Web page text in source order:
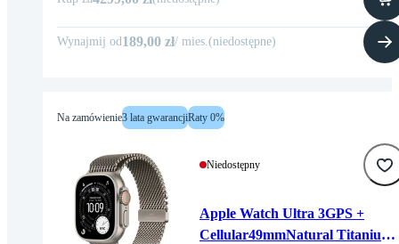
Wynajmij od189,00 zł/ mies.(niedostępne)
Na zamówienie3 lata gwarancjiRaty 0%
Niedostępny
Apple Watch Ultra 3GPS +
Cellular49mmNatural Titanium